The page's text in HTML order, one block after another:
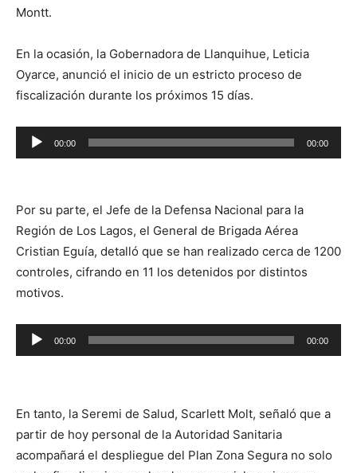
Montt.
En la ocasión, la Gobernadora de Llanquihue, Leticia
Oyarce, anunció el inicio de un estricto proceso de
fiscalización durante los próximos 15 días.
Reproductor
de
00:00 00:00
Por su parte, el Jefe de la Defensa Nacional para la
Región de Los Lagos, el General de Brigada Aérea
Cristian Eguía, detalló que se han realizado cerca de 1200
controles, cifrando en 11 los detenidos por distintos
motivos.
Reproductor
de
00:00 00:00
En tanto, la Seremi de Salud, Scarlett Molt, señaló que a
partir de hoy personal de la Autoridad Sanitaria
acompañará el despliegue del Plan Zona Segura no solo